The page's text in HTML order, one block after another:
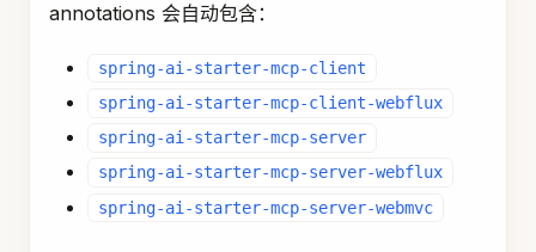
annotations 会自动包含：
spring-ai-starter-mcp-client
spring-ai-starter-mcp-client-webflux
spring-ai-starter-mcp-server
spring-ai-starter-mcp-server-webflux
spring-ai-starter-mcp-server-webmvc